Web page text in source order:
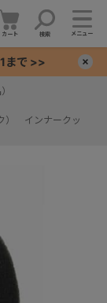
カート 検索 メニュー
まで >>
） インナークッ